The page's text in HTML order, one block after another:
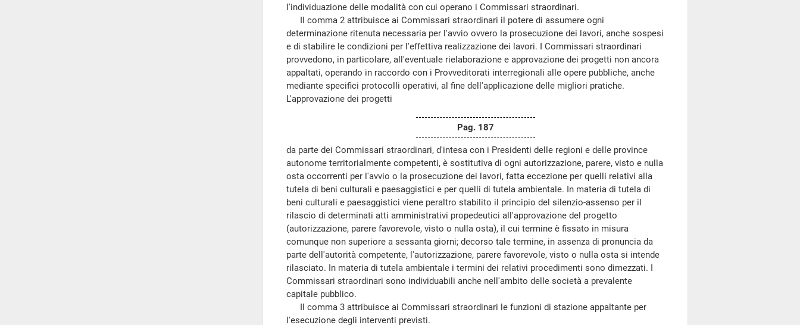
l'individuazione delle modalità con cui operano i Commissari straordinari.
Il comma 2 attribuisce ai Commissari straordinari il potere di assumere ogni
determinazione ritenuta necessaria per l'avvio ovvero la prosecuzione dei lavori, anche sospesi
e di stabilire le condizioni per l'effettiva realizzazione dei lavori. I Commissari straordinari
provvedono, in particolare, all'eventuale rielaborazione e approvazione dei progetti non ancora
appaltati, operando in raccordo con i Provveditorati interregionali alle opere pubbliche, anche
mediante specifici protocolli operativi, al fine dell'applicazione delle migliori pratiche.
L'approvazione dei progetti
Pag. 187
da parte dei Commissari straordinari, d'intesa con i Presidenti delle regioni e delle province
autonome territorialmente competenti, è sostitutiva di ogni autorizzazione, parere, visto e nulla
osta occorrenti per l'avvio o la prosecuzione dei lavori, fatta eccezione per quelli relativi alla
tutela di beni culturali e paesaggistici e per quelli di tutela ambientale. In materia di tutela di
beni culturali e paesaggistici viene peraltro stabilito il principio del silenzio-assenso per il
rilascio di determinati atti amministrativi propedeutici all'approvazione del progetto
(autorizzazione, parere favorevole, visto o nulla osta), il cui termine è fissato in misura
comunque non superiore a sessanta giorni; decorso tale termine, in assenza di pronuncia da
parte dell'autorità competente, l'autorizzazione, parere favorevole, visto o nulla osta si intende
rilasciato. In materia di tutela ambientale i termini dei relativi procedimenti sono dimezzati. I
Commissari straordinari sono individuabili anche nell'ambito delle società a prevalente
capitale pubblico.
Il comma 3 attribuisce ai Commissari straordinari le funzioni di stazione appaltante per
l'esecuzione degli interventi previsti.